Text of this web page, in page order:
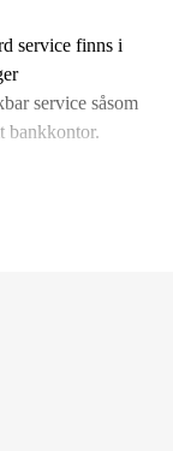
service finns i
service såsom
bankkontor.